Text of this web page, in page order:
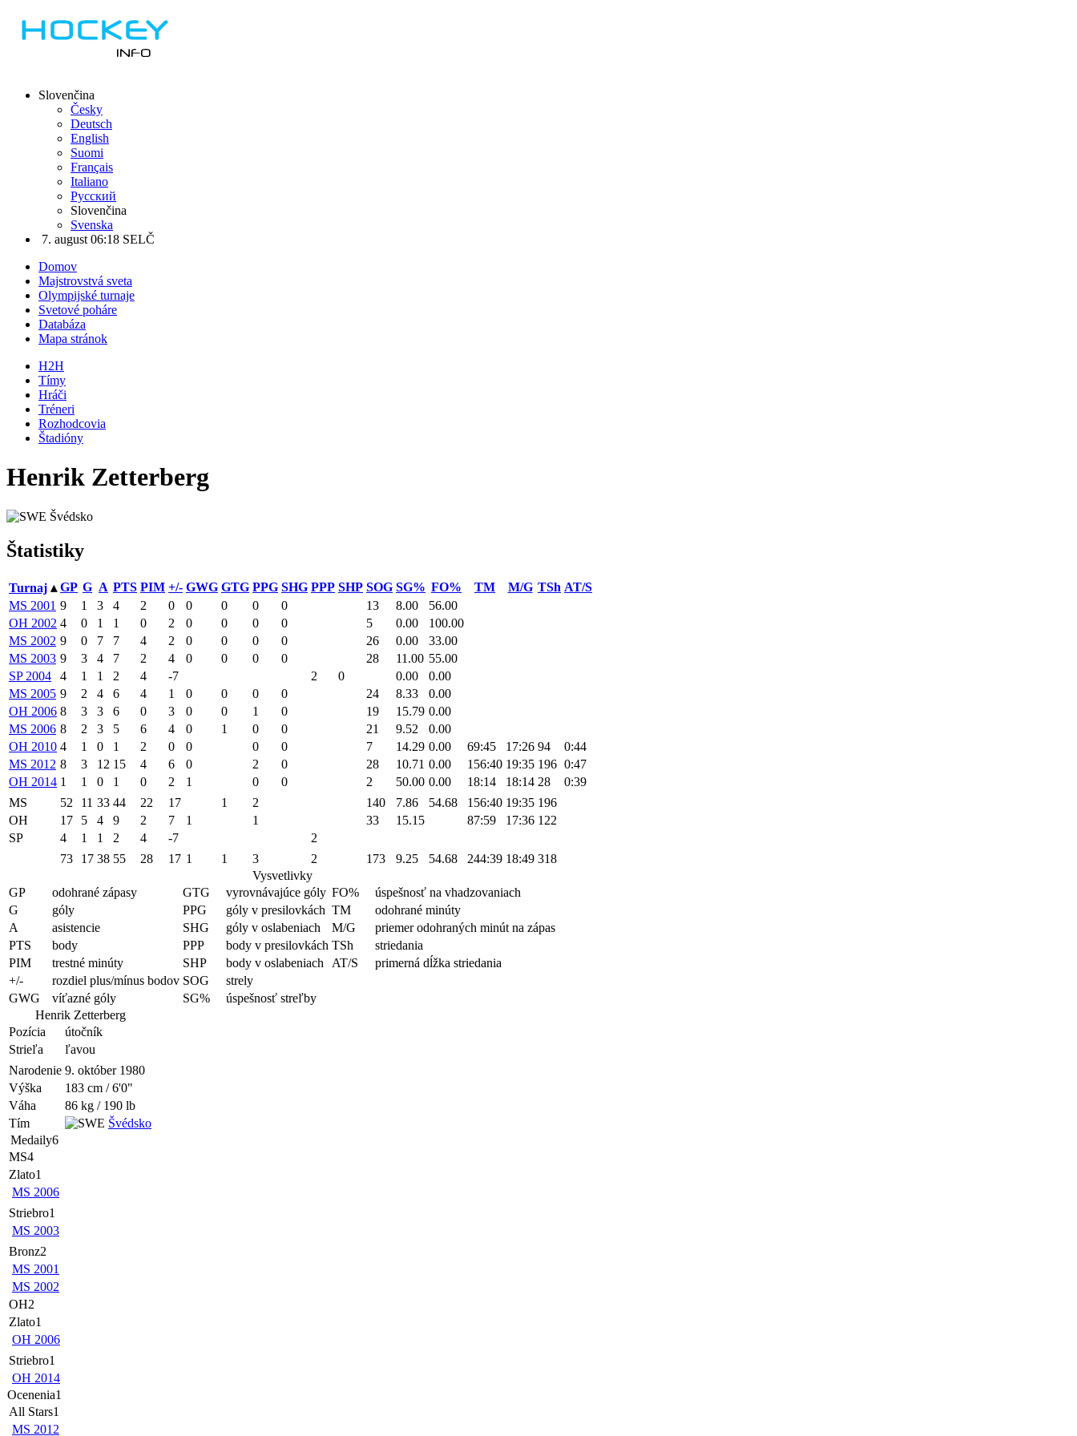
Slovenčina
Česky
Deutsch
English
Suomi
Français
Italiano
Русский
Slovenčina
Svenska
7. august 06:18 SELČ
Domov
Majstrovstvá sveta
Olympijské turnaje
Svetové poháre
Databáza
Mapa stránok
H2H
Tímy
Hráči
Tréneri
Rozhodcovia
Štadióny
Henrik Zetterberg
Švédsko
Štatistiky
Turnaj ▴ GP G A PTS PIM +/- GWG GTG PPG SHG PPP SHP SOG SG% FO% TM M/G TSh AT/S
MS 52 11 33 44 22 17 1 2 140 7.86 54.68 156:40 19:35 196
OH
17 5 4 9 2 7 1 1 33 15.15 87:59 17:36 122
SP
4 1 1 2 4 -7
2
73
17 38 55 28 17 1 1 3 2 173 9.25 54.68 244:39 18:49 318
MS 2001 9 1 3 4 2 0 0 0 0 0 13 8.00
56.00
OH 2002 4 0 1 1 0 2 0 0 0 0 5 0.00
100.00
MS 2002 9 0 7 7 4 2 0 0 0 0 26 0.00
33.00
MS 2003 9 3 4 7 2 4 0 0 0 0 28 11.00 55.00
SP 2004
4 1 1 2 4 -7 2 0 0.00
0.00
MS 2005 9 2 4 6 4 1 0 0 0 0 24 8.33
0.00
OH 2006 8 3 3 6 0 3 0 0 1 0 19 15.79 0.00
MS 2006 8 2 3 5 6 4 0 1 0 0 21 9.52
0.00
OH 2010 4 1 0 1 2 0 0 0 0 7 14.29 0.00 69:45 17:26 94
0:44
MS 2012 8 3 12 15 4 6 0 2 0 28 10.71 0.00 156:40 19:35 196 0:47
OH 2014 1 1 0 1 0 2 1 0 0 2 50.00 0.00 18:14 18:14 28 0:39
Vysvetlivky
GP
odohrané zápasy GTG vyrovnávajúce góly FO%
úspešnosť na vhadzovaniach
G
góly PPG góly v presilovkách TM
odohrané minúty
A
asistencie SHG góly v oslabeniach M/G
priemer odohraných minút na zápas
PTS
body PPP body v presilovkách TSh
striedania
PIM
trestné minúty SHP body v oslabeniach AT/S
primerná dĺžka striedania
+/-
rozdiel plus/mínus bodov SOG
strely
GWG
víťazné góly SG%
úspešnosť streľby
Henrik Zetterberg
Pozícia
útočník
Strieľa
ľavou
Narodenie 9. október 1980
Výška
183 cm / 6'0"
Váha
86 kg / 190 lb
Tím
Švédsko
Medaily6
MS4
Zlato1
MS 2006
Striebro1
MS 2003
Bronz2
MS 2001
MS 2002
OH2
Zlato1
OH 2006
Striebro1
OH 2014
Ocenenia1
All Stars1
MS 2012